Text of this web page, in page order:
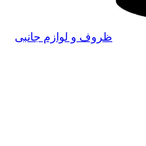
ظروف و لوازم جانبی